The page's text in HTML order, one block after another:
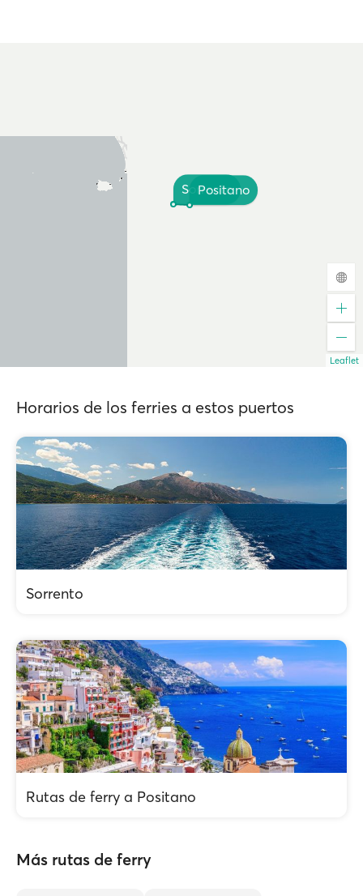
Sorrento
Positano
Leaflet
Horarios de los ferries a estos puertos
Sorrento
Rutas de ferry a Positano
Más rutas de ferry